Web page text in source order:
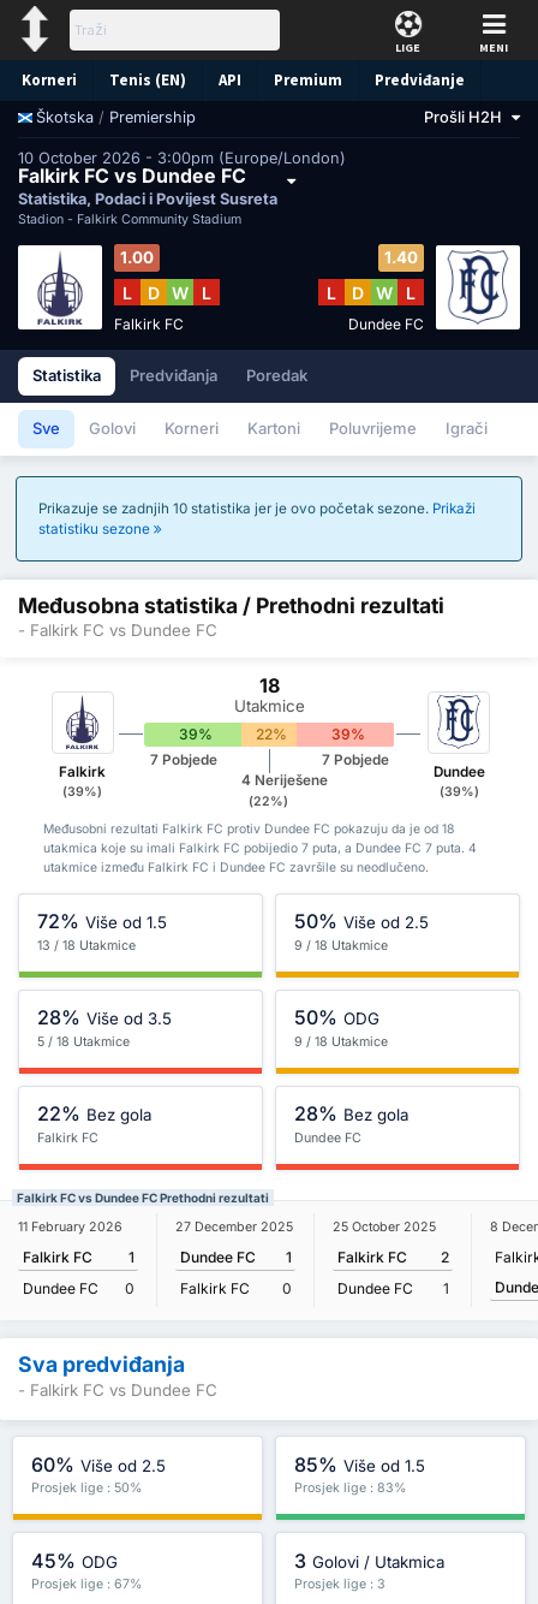
LIGE MENI
Korneri Tenis (EN) API Premium Predviđanje
Škotska / Premiership Prošli H2H
10 October 2026 - 3:00pm (Europe/London)
Falkirk FC vs Dundee FC
Statistika, Podaci i Povijest Susreta
Stadion - Falkirk Community Stadium
1.00
L D W L
Falkirk FC
1.40
L D W L
Dundee FC
Statistika Predviđanja Poredak
Sve Golovi Korneri Kartoni Poluvrijeme Igrači
Prikazuje se zadnjih 10 statistika jer je ovo početak sezone. Prikaži
statistiku sezone
Međusobna statistika / Prethodni rezultati
- Falkirk FC vs Dundee FC
Falkirk
(39%)
18
Utakmice
39% 22% 39%
7 Pobjede
4 Neriješene
(22%)
7 Pobjede
Dundee
(39%)
Međusobni rezultati Falkirk FC protiv Dundee FC pokazuju da je od 18
utakmica koje su imali Falkirk FC pobijedio 7 puta, a Dundee FC 7 puta. 4
utakmice između Falkirk FC i Dundee FC završile su neodlučeno.
72% Više od 1.5
13 / 18 Utakmice
50% Više od 2.5
9 / 18 Utakmice
28% Više od 3.5
5 / 18 Utakmice
50% ODG
9 / 18 Utakmice
22% Bez gola
Falkirk FC
28% Bez gola
Dundee FC
Falkirk FC vs Dundee FC Prethodni rezultati
11 February 2026
Falkirk FC
1
Dundee FC
0
27 December 2025
Dundee FC
1
Falkirk FC
0
25 October 2025
Falkirk FC
2
Dundee FC
1
8
Sva predviđanja
- Falkirk FC vs Dundee FC
60% Više od 2.5
Prosjek lige : 50%
85% Više od 1.5
Prosjek lige : 83%
45% ODG
Prosjek lige : 67%
3 Golovi / Utakmica
Prosjek lige : 3